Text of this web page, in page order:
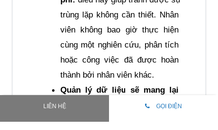
trùng lặp không cần thiết. Nhân
viên không bao giờ thực hiện
cùng một nghiên cứu, phân tích
hoặc công việc đã được hoàn
thành bởi nhân viên khác.
Quản lý dữ liệu sẽ mang lại
khả năng hoạt động kinh
doanh tốt: Tốc độ mà một công
LIÊN HỆ GỌI ĐIỆN